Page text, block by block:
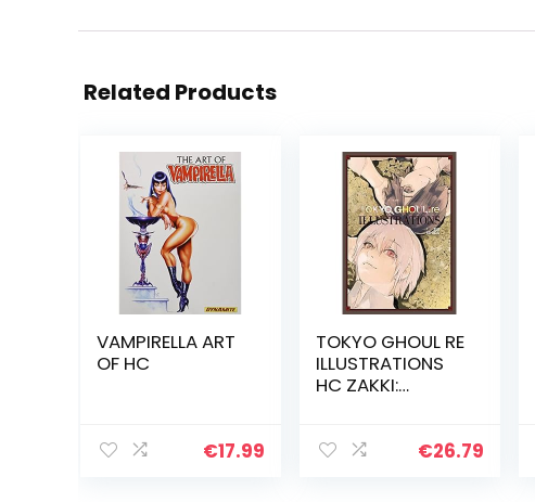
Related Products
VAMPIRELLA ART
OF HC
€17.99
TOKYO GHOUL RE
ILLUSTRATIONS
HC ZAKKI:
€26.79